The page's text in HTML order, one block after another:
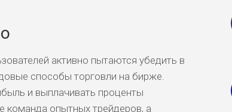
активно пытаются убедить в
способы торговли на бирже.
и выплачивать проценты
команда опытных трейдеров, а